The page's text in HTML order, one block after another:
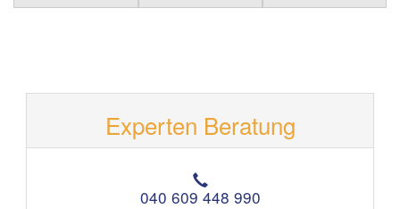
Experten Beratung
T
e
040 609 448 990